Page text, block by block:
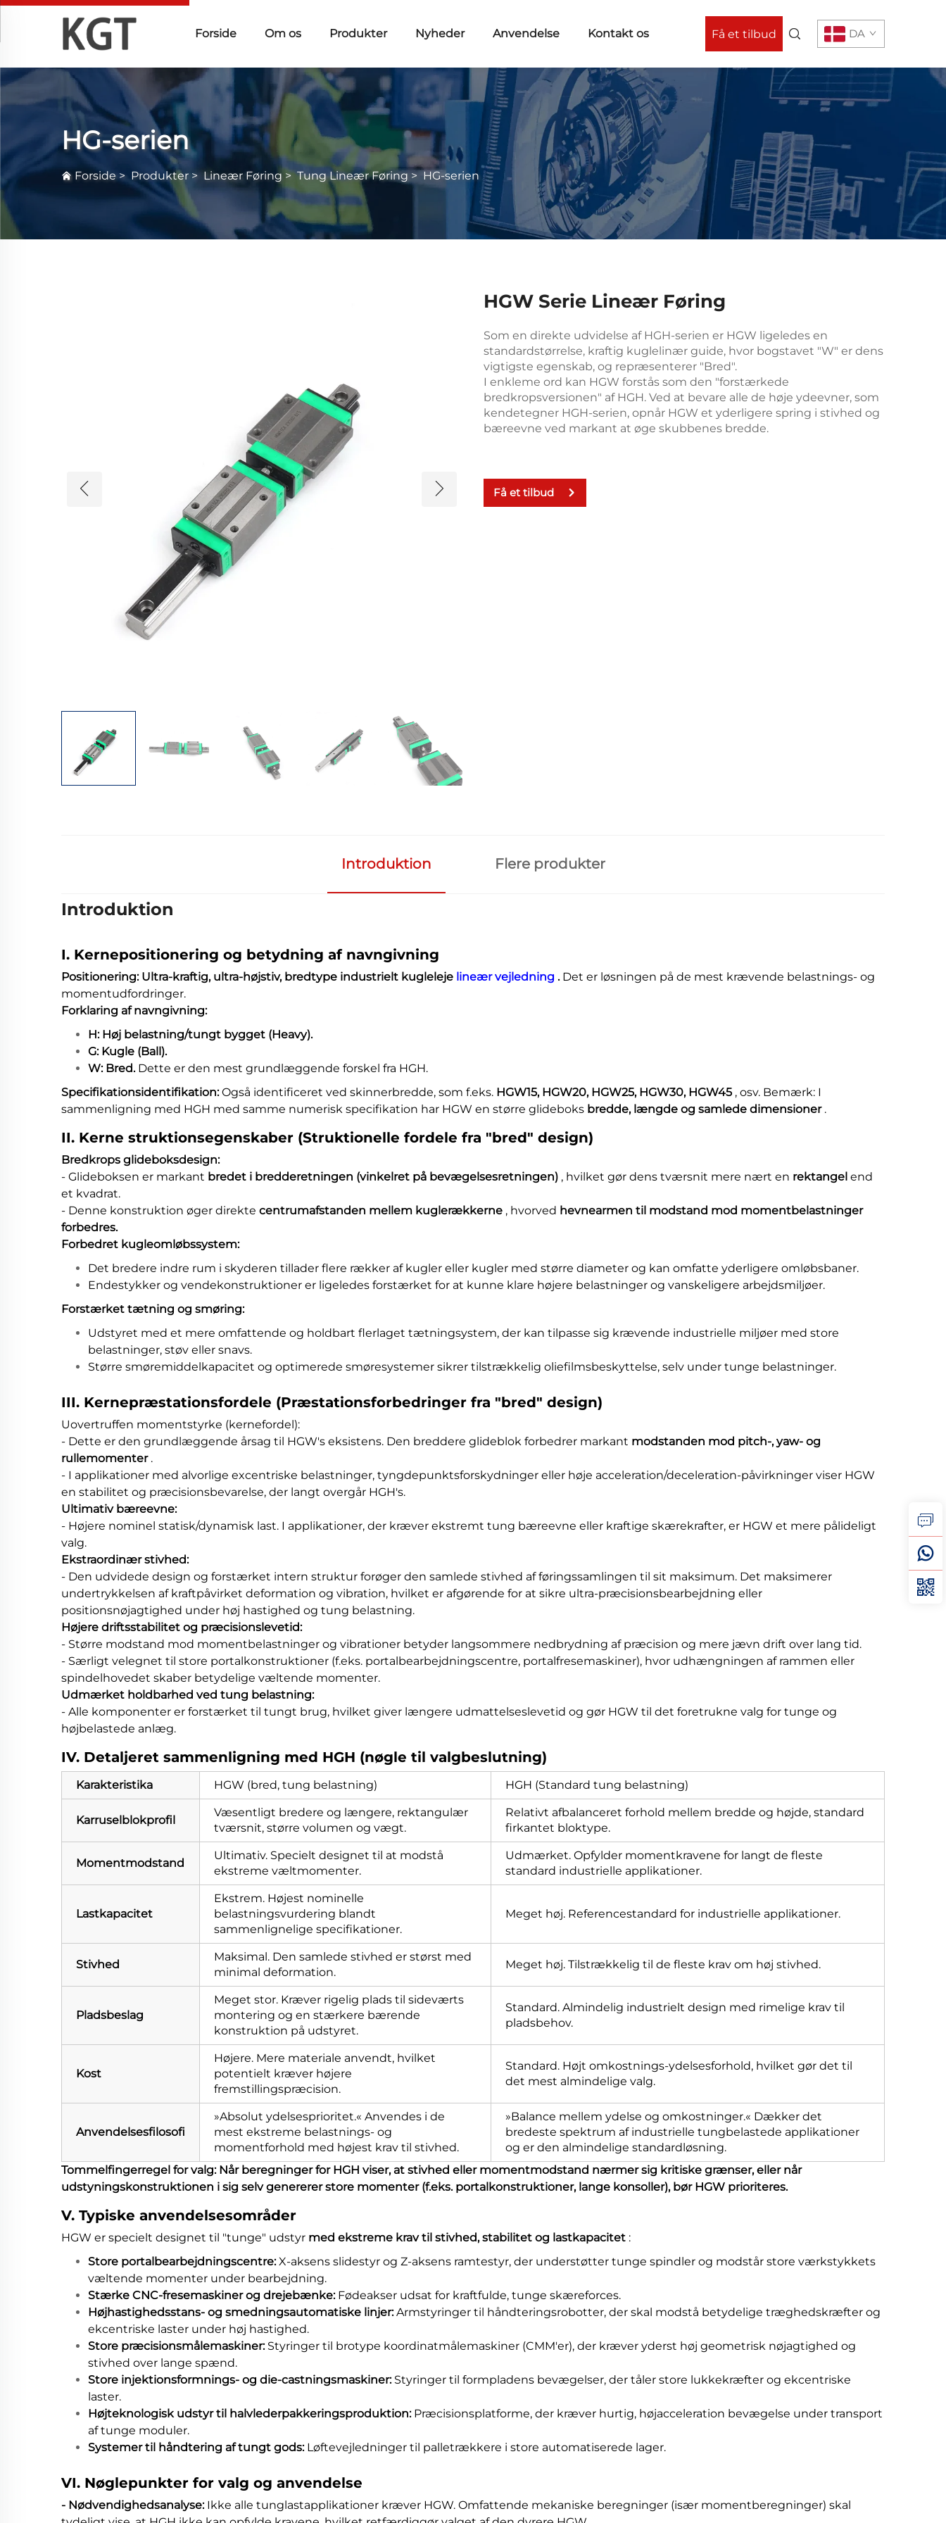
Forside Om os Produkter Nyheder Anvendelse Kontakt os Få et tilbud DA
HG-serien
Forside > Produkter > Lineær Føring >Tung Lineær Føring > HG-serien
HGW Serie Lineær Føring
Som en direkte udvidelse af HGH-serien er HGW ligeledes en
standardstørrelse, kraftig kuglelinær guide, hvor bogstavet "W" er dens
vigtigste egenskab, og repræsenterer "Bred".
I enkleme ord kan HGW forstås som den "forstærkede
bredkropsversionen" af HGH. Ved at bevare alle de høje ydeevner, som
kendetegner HGH-serien, opnår HGW et yderligere spring i stivhed og
bæreevne ved markant at øge skubbenes bredde.
Få et tilbud
Introduktion Flere produkter
Introduktion
I. Kernepositionering og betydning af navngivning
Positionering: Ultra-kraftig, ultra-højstiv, bredtype industrielt kugleleje lineær vejledning . Det er løsningen på de mest krævende belastnings- og
momentudfordringer.
Forklaring af navngivning:
H: Høj belastning/tungt bygget (Heavy).
G: Kugle (Ball).
W: Bred. Dette er den mest grundlæggende forskel fra HGH.
Specifikationsidentifikation:Også identificeret ved skinnerbredde, som f.eks. HGW15, HGW20, HGW25, HGW30, HGW45 , osv. Bemærk: I
sammenligning med HGH med samme numerisk specifikation har HGW en større glideboks bredde, længde og samlede dimensioner .
II. Kerne struktionsegenskaber (Struktionelle fordele fra "bred" design)
Bredkrops glideboksdesign:
- Glideboksen er markant bredet i bredderetningen (vinkelret på bevægelsesretningen) , hvilket gør dens tværsnit mere nært en rektangel end
et kvadrat.
- Denne konstruktion øger direkte centrumafstanden mellem kuglerækkerne , hvorved hevnearmen til modstand mod momentbelastninger
forbedres.
Forbedret kugleomløbssystem:
Det bredere indre rum i skyderen tillader flere rækker af kugler eller kugler med større diameter og kan omfatte yderligere omløbsbaner.
Endestykker og vendekonstruktioner er ligeledes forstærket for at kunne klare højere belastninger og vanskeligere arbejdsmiljøer.
Forstærket tætning og smøring:
Udstyret med et mere omfattende og holdbart flerlaget tætningsystem, der kan tilpasse sig krævende industrielle miljøer med store
belastninger, støv eller snavs.
Større smøremiddelkapacitet og optimerede smøresystemer sikrer tilstrækkelig oliefilmsbeskyttelse, selv under tunge belastninger.
III. Kernepræstationsfordele (Præstationsforbedringer fra "bred" design)
Uovertruffen momentstyrke (kernefordel):
- Dette er den grundlæggende årsag til HGW's eksistens. Den breddere glideblok forbedrer markant modstanden mod pitch-, yaw- og
rullemomenter .
- I applikationer med alvorlige excentriske belastninger, tyngdepunktsforskydninger eller høje acceleration/deceleration-påvirkninger viser HGW
en stabilitet og præcisionsbevarelse, der langt overgår HGH's.
Ultimativ bæreevne:
- Højere nominel statisk/dynamisk last. I applikationer, der kræver ekstremt tung bæreevne eller kraftige skærekrafter, er HGW et mere pålideligt
valg.
Ekstraordinær stivhed:
- Den udvidede design og forstærket intern struktur forøger den samlede stivhed af føringssamlingen til sit maksimum. Det maksimerer
undertrykkelsen af kraftpåvirket deformation og vibration, hvilket er afgørende for at sikre ultra-præcisionsbearbejdning eller
positionsnøjagtighed under høj hastighed og tung belastning.
Højere driftsstabilitet og præcisionslevetid:
- Større modstand mod momentbelastninger og vibrationer betyder langsommere nedbrydning af præcision og mere jævn drift over lang tid.
- Særligt velegnet til store portalkonstruktioner (f.eks. portalbearbejdningscentre, portalfresemaskiner), hvor udhængningen af rammen eller
spindelhovedet skaber betydelige væltende momenter.
Udmærket holdbarhed ved tung belastning:
- Alle komponenter er forstærket til tungt brug, hvilket giver længere udmattelseslevetid og gør HGW til det foretrukne valg for tunge og
højbelastede anlæg.
IV. Detaljeret sammenligning med HGH (nøgle til valgbeslutning)
Karakteristika HGW (bred, tung belastning) HGH (Standard tung belastning)
Karruselblokprofil
Væsentligt bredere og længere, rektangulær
tværsnit, større volumen og vægt.
Relativt afbalanceret forhold mellem bredde og højde, standard
firkantet bloktype.
Momentmodstand
Ultimativ. Specielt designet til at modstå
ekstreme væltmomenter.
Udmærket. Opfylder momentkravene for langt de fleste
standard industrielle applikationer.
Lastkapacitet
Ekstrem. Højest nominelle
belastningsvurdering blandt
sammenlignelige specifikationer.
Meget høj. Referencestandard for industrielle applikationer.
Stivhed
Maksimal. Den samlede stivhed er størst med
minimal deformation.
Meget høj. Tilstrækkelig til de fleste krav om høj stivhed.
Pladsbeslag
Meget stor. Kræver rigelig plads til sideværts
montering og en stærkere bærende
konstruktion på udstyret.
Standard. Almindelig industrielt design med rimelige krav til
pladsbehov.
Kost
Højere. Mere materiale anvendt, hvilket
potentielt kræver højere
fremstillingspræcision.
Standard. Højt omkostnings-ydelsesforhold, hvilket gør det til
det mest almindelige valg.
Anvendelsesfilosofi
»Absolut ydelsesprioritet.« Anvendes i de
mest ekstreme belastnings- og
momentforhold med højest krav til stivhed.
»Balance mellem ydelse og omkostninger.« Dækker det
bredeste spektrum af industrielle tungbelastede applikationer
og er den almindelige standardløsning.
Tommelfingerregel for valg: Når beregninger for HGH viser, at stivhed eller momentmodstand nærmer sig kritiske grænser, eller når
udstyningskonstruktionen i sig selv genererer store momenter (f.eks. portalkonstruktioner, lange konsoller), bør HGW prioriteres.
V. Typiske anvendelsesområder
HGW er specielt designet til "tunge" udstyr med ekstreme krav til stivhed, stabilitet og lastkapacitet :
Store portalbearbejdningscentre: X-aksens slidestyr og Z-aksens ramtestyr, der understøtter tunge spindler og modstår store værkstykkets
væltende momenter under bearbejdning.
Stærke CNC-fresemaskiner og drejebænke: Fødeakser udsat for kraftfulde, tunge skæreforces.
Højhastighedsstans- og smedningsautomatiske linjer:Armstyringer til håndteringsrobotter, der skal modstå betydelige træghedskræfter og
ekcentriske laster under høj hastighed.
Store præcisionsmålemaskiner: Styringer til brotype koordinatmålemaskiner (CMM'er), der kræver yderst høj geometrisk nøjagtighed og
stivhed over lange spænd.
Store injektionsformnings- og die-castningsmaskiner: Styringer til formpladens bevægelser, der tåler store lukkekræfter og ekcentriske
laster.
Højteknologisk udstyr til halvlederpakkeringsproduktion: Præcisionsplatforme, der kræver hurtig, højacceleration bevægelse under transport
af tunge moduler.
Systemer til håndtering af tungt gods: Løftevejledninger til palletrækkere i store automatiserede lager.
VI. Nøglepunkter for valg og anvendelse
- Nødvendighedsanalyse: Ikke alle tunglastapplikationer kræver HGW. Omfattende mekaniske beregninger (især momentberegninger) skal